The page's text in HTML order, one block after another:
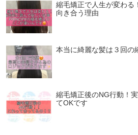
縮毛矯正で人生が変わる
向き合う理由
本当に綺麗な髪は３回
縮毛矯正後のNG行動！
てOKです